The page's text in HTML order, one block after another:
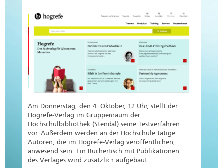
Am Donnerstag, den 4. Oktober, 12 Uhr, stellt der
Hogrefe-Verlag im Gruppenraum der
Hochschulbibliothek (Stendal) seine Testverfahren
vor. Außerdem werden an der Hochschule tätige
Autoren, die im Hogrefe-Verlag veröffentlichen,
anwesend sein. Ein Büchertisch mit Publikationen
des Verlages wird zusätzlich aufgebaut.